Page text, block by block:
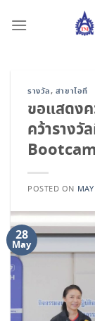
รางวัล, สาขาไอที
ขอแสดง
คว้ารางวั
POSTED ON
28
May